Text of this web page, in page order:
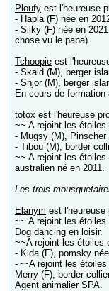
Ploufy est l'heureuse
- Hapla (F) née en
- Silky (F) née en
chose vu le papa).
Tchoopie est
- Skald (M), berger
- Snjor (M), berger
En cours de
totox est l'heureuse
~~ A rejoint les
- Mugsy (M), Pinscher
- Tibou (M), border
~~ A rejoint les
australien né en 2011.
Les trois
Elanym est l'heureuse
~~ A rejoint les étoiles
Dog dancing en loisir.
~~A rejoint les étoiles
- Kida (F), pomsky
-~~A rejoint les
Merry (F), border
Agent animalier SPA.